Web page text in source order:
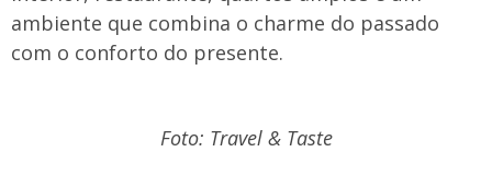
ambiente que combina o charme do passado
com o conforto do presente.
Foto: Travel & Taste